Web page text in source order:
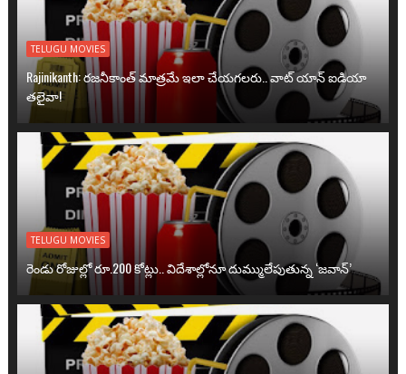
TELUGU MOVIES
Rajinikanth: రజనీకాంత్ మాత్రమే ఇలా చేయగలరు.. వాట్ యాన్ ఐడియా
తలైవా!
TELUGU MOVIES
రెండు రోజుల్లో రూ.200 కోట్లు.. విదేశాల్లోనూ దుమ్ములేపుతున్న ‘జవాన్’